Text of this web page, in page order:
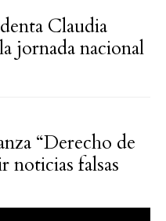
Claudia
jornada nacional
“Derecho de
noticias falsas